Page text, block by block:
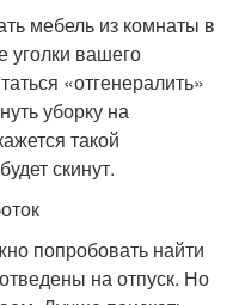
мебель из комнаты в
уголки вашего
«отгенералить»
уборку на
такой
скинут.
попробовать найти
на отпуск. Но